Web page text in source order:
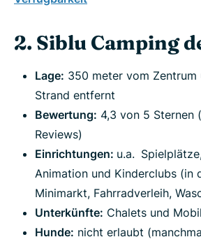
2. Siblu Camping
Lage: 350 meter vom Zentrum
Strand entfernt
Bewertung: 4,3 von 5 Sternen
Reviews)
Einrichtungen: u.a.
Animation und Kinderclubs (in
Minimarkt, Fahrradverleih,
Unterkünfte: Chalets und
Hunde: nicht erlaubt